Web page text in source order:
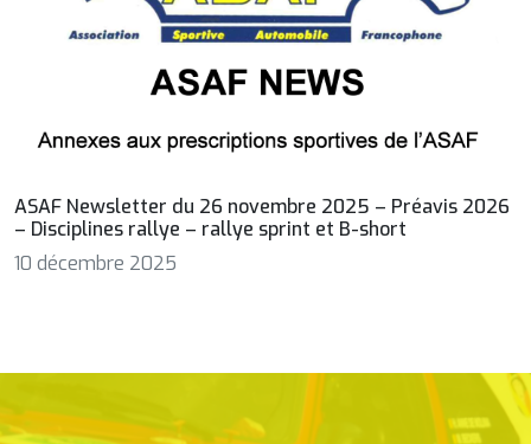
ASAF Newsletter du 26 novembre 2025 – Préavis 2026
– Disciplines rallye – rallye sprint et B-short
10 décembre 2025